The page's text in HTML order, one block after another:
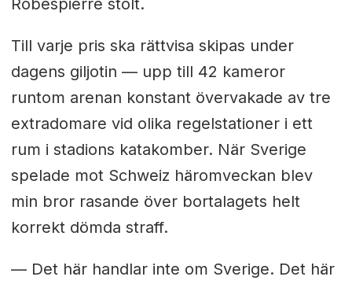
Robespierre stolt.
Till varje pris ska rättvisa skipas under
dagens giljotin — upp till 42 kameror
runtom arenan konstant övervakade av tre
extradomare vid olika regelstationer i ett
rum i stadions katakomber. När Sverige
spelade mot Schweiz häromveckan blev
min bror rasande över bortalagets helt
korrekt dömda straff.
— Det här handlar inte om Sverige. Det här